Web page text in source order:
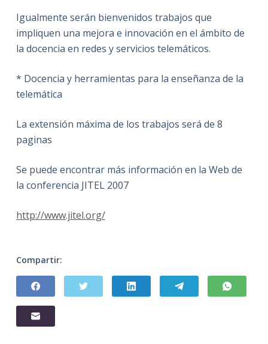
Igualmente serán bienvenidos trabajos que
impliquen una mejora e innovación en el ámbito de
la docencia en redes y servicios telemáticos.
* Docencia y herramientas para la enseñanza de la
telemática
La extensión máxima de los trabajos será de 8
paginas
Se puede encontrar más información en la Web de
la conferencia JITEL 2007
http://www.jitel.org/
Compartir: